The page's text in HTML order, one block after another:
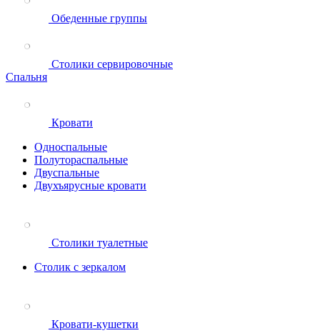
Обеденные группы
Столики сервировочные
Спальня
Кровати
Односпальные
Полутораспальные
Двуспальные
Двухъярусные кровати
Столики туалетные
Столик с зеркалом
Кровати-кушетки